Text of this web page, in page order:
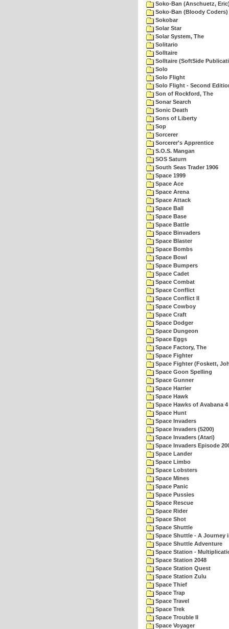
Soko-Ban (Anschuetz,
Soko-Ban (Bloody Coders)
Sokobar
Solar Star
Solar System, The
Solitario
Solltaire
Solltaire (SoftSide
Solo
Solo Flight
Solo Flight - Second
Son of Rockford, The
Sonar Search
Sonic Death
Sons of Liberty
Sop
Sorcerer
Sorcerer's Apprentice
S.O.S. Mangan
SOS Saturn
South Seas Trader 1906
Space 1999
Space Ace
Space Arena
Space Attack
Space Ball
Space Base
Space Battle
Space Binvaders
Space Blaster
Space Bombs
Space Bowl
Space Bumpers
Space Cadet
Space Combat
Space Conflict
Space Conflict II
Space Cowboy
Space Craft
Space Dodger
Space Dungeon
Space Eggs
Space Factory, The
Space Fighter
Space Fighter (Foskett,
Space Goon Spelling
Space Gunner
Space Harrier
Space Hawk
Space Hawks of Avabana 4
Space Hunt
Space Invaders
Space Invaders (5200)
Space Invaders (Atari)
Space Invaders Episode
Space Lander
Space Limbo
Space Lobsters
Space Mines
Space Panic
Space Pussies
Space Rescue
Space Rider
Space Shot
Space Shuttle
Space Shuttle - A Journey
Space Shuttle Adventure
Space Station -
Space Station 2048
Space Station Quest
Space Station Zulu
Space Thief
Space Trap
Space Travel
Space Trek
Space Trouble II
Space Voyager